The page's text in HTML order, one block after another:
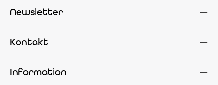
Newsletter
Kontakt
Information